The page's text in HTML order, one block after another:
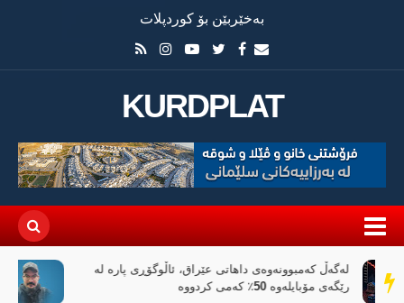
بەخێربێن بۆ کوردپلات
KURDPLAT
سەر
دێڕ
«پیانۆ» و فەلسەفەی ناتەواوبوون خوێندنەوەیەکی
باختینی